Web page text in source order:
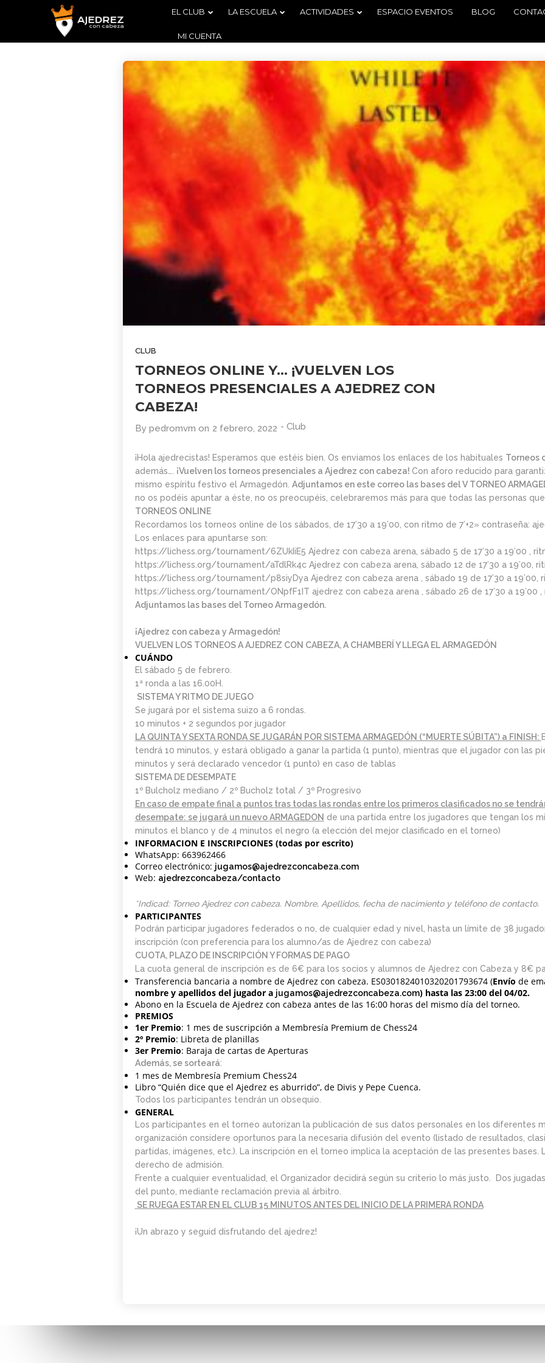
4
AGOSTO
BOLETÍN
COMUNIDAD
AJEDREZ CON
CABEZA. BUEN
VERANO Y
¡HASTA
29
2026
TORNEO
ARMAGGEDÓN
AJEDREZ CON
CABEZA – 4 DE
JULIO ¡AJEDREZ
EN CHAMBERÍ!
2
JUNIO
2026
1
JUNIO
AJEDREZ CON
2026
1
TODAS LAS
NIVELES – 13 DE
11
4
MAYO
2026
BOLETÍN MAYO
2026 –
AJEDREZ CON
CABEZA
NIVELES –
AJEDREZ CON
CABEZA 23 DE
MAYO
29
ABRIL
2026
AJEDREZ
INICIACIÓN PARA
ADULTOS -CURSO
DE AJEDREZ
APRENDE DESDE
0. INICIO LA
SEMANA DEL 11 DE
MAYO
27
ABRIL
CAMPAMENTO DE
CON CABEZA 2026
16
MARZO
EL CLUB LA ESCUELA ACTIVIDADES ESPACIO EVENTOS BLOG
MI CUENTA
CLUB
TORNEOS ONLINE Y… ¡VUELVEN LOS
TORNEOS PRESENCIALES A AJEDREZ CON
CABEZA!
By pedromvm on 2 febrero, 2022 - Club
¡Hola ajedrecistas! Esperamos que estéis bien. Os enviamos los enlaces de los habituales Torneos
además…. ¡Vuelven los torneos presenciales a Ajedrez con cabeza! Con aforo reducido para
mismo espíritu festivo el Armagedón. Adjuntamos en este correo las bases del V TORNEO
no os podéis apuntar a éste, no os preocupéis, celebraremos más para que todas las personas
TORNEOS ONLINE
Recordamos los torneos online de los sábados, de 17’30 a 19’00, con ritmo de 7’+2» contraseña:
Los enlaces para apuntarse son:
https://lichess.org/tournament/6ZUkIiE5 Ajedrez con cabeza arena, sábado 5 de 17’30 a 19’00 ,
https://lichess.org/tournament/aTdlRk4cAjedrez con cabeza arena, sábado 12 de 17’30 a 19’00,
https://lichess.org/tournament/p8siyDyaAjedrez con cabeza arena , sábado 19 de 17’30 a 19’00,
https://lichess.org/tournament/ONpfF1IT ajedrez con cabeza arena , sábado 26 de 17’30 a 19’00
Adjuntamos las bases del Torneo Armagedón.
¡Ajedrez con cabeza y Armagedón!
VUELVEN LOS TORNEOS A AJEDREZ CON CABEZA, A CHAMBERÍ Y LLEGA EL ARMAGEDÓN
CUÁNDO
El sábado 5 de febrero.
1ª ronda a las 16.00H.
SISTEMA Y RITMO DE JUEGO
Se jugará por el sistema suizo a 6 rondas.
10 minutos + 2 segundos por jugador
LA QUINTA Y SEXTA RONDA SE JUGARÁN POR SISTEMA ARMAGEDÓN (“MUERTE SÚBITA”) a FINISH:
tendrá 10 minutos, y estará obligado a ganar la partida (1 punto), mientras que el jugador con las
minutos y será declarado vencedor (1 punto) en caso de tablas
SISTEMA DE DESEMPATE
1º Bulcholz mediano / 2º Bucholz total / 3º Progresivo
En caso de empate final a puntos tras todas las rondas entre los primeros clasificados no se
desempate: se jugará un nuevoARMAGEDON de una partida entre los jugadores que tengan los
minutos el blanco y de 4 minutos el negro (a elección del mejor clasificado en el torneo)
INFORMACION E INSCRIPCIONES (todas por escrito)
WhatsApp: 663962466
Correo electrónico: jugamos@ajedrezconcabeza.com
Web: ajedrezconcabeza/contacto
*Indicad: Torneo Ajedrez con cabeza. Nombre, Apellidos, fecha de nacimiento y teléfono de contacto.
PARTICIPANTES
Podrán participar jugadores federados o no, de cualquier edad y nivel, hasta un límite de 38
inscripción (con preferencia para los alumno/as de Ajedrez con cabeza)
CUOTA, PLAZO DE INSCRIPCIÓN Y FORMAS DE PAGO
La cuota general de inscripción es de 6€ para los socios y alumnos de Ajedrez con Cabeza y 8€
Transferencia bancaria a nombre de Ajedrez con cabeza. ES0301824010320201793674 (Envío de
nombre y apellidos del jugador a jugamos@ajedrezconcabeza.com) hasta las 23:00 del 04/02.
Abono en la Escuela de Ajedrez con cabeza antes de las 16:00 horas del mismo día del torneo.
PREMIOS
1er Premio: 1 mes de suscripción a Membresía Premium de Chess24
2º Premio: Libreta de planillas
3er Premio: Baraja de cartas de Aperturas
Además, se sorteará:
1 mes de Membresía Premium Chess24
Libro “Quién dice que el Ajedrez es aburrido”, de Divis y Pepe Cuenca.
Todos los participantes tendrán un obsequio.
GENERAL
Los participantes en el torneo autorizan la publicación de sus datos personales en los diferentes
organización considere oportunos para la necesaria difusión del evento (listado de resultados,
partidas, imágenes, etc.). La inscripción en el torneo implica la aceptación de las presentes bases.
derecho de admisión.
Frente a cualquier eventualidad, el Organizador decidirá según su criterio lo más justo. Dos
del punto, mediante reclamación previa al árbitro.
SE RUEGA ESTAR EN EL CLUB 15 MINUTOS ANTES DEL INICIO DE LA PRIMERA RONDA
¡Un abrazo y seguid disfrutando del ajedrez!